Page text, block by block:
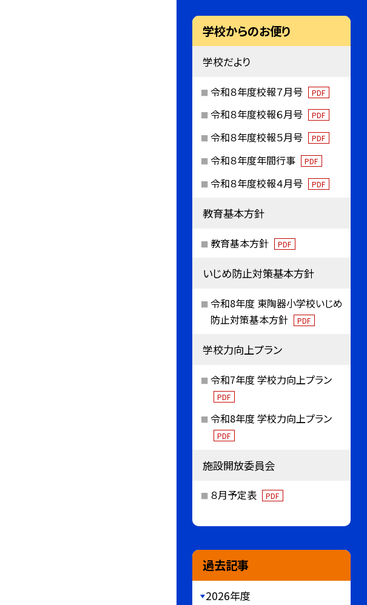
学校からのお便り
学校だより
令和８年度校報７月号 PDF
令和８年度校報６月号 PDF
令和８年度校報５月号 PDF
令和８年度年間行事 PDF
令和８年度校報４月号 PDF
教育基本方針
教育基本方針 PDF
いじめ防止対策基本方針
令和8年度 東陶器小学校いじめ
防止対策基本方針
PDF
学校力向上プラン
令和7年度 学校力向上プラン
PDF
令和8年度 学校力向上プラン
PDF
施設開放委員会
８月予定表 PDF
過去記事
2026年度